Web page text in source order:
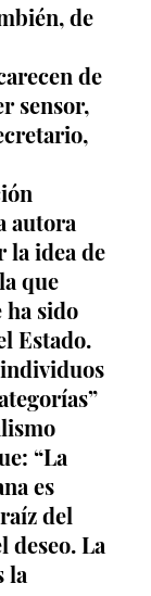
de
de
sensor,
autora
la idea de
que
ha sido
Estado.
“La
es
del
deseo. La
la